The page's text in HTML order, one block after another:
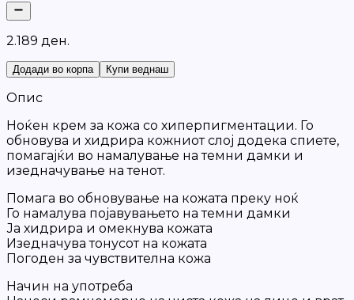
2.189 ден.
Додади во корпа Купи веднаш
Опис
Ноќен крем за кожа со хиперпигментации. Го
обновува и хидрира кожниот слој додека спиете,
помагајќи во намалување на темни дамки и
изедначување на тенот.
Помага во обновување на кожата преку ноќ
Го намалува појавувањето на темни дамки
Ја хидрира и омекнува кожата
Изедначува тонусот на кожата
Погоден за чувствителна кожа
Начин на употреба